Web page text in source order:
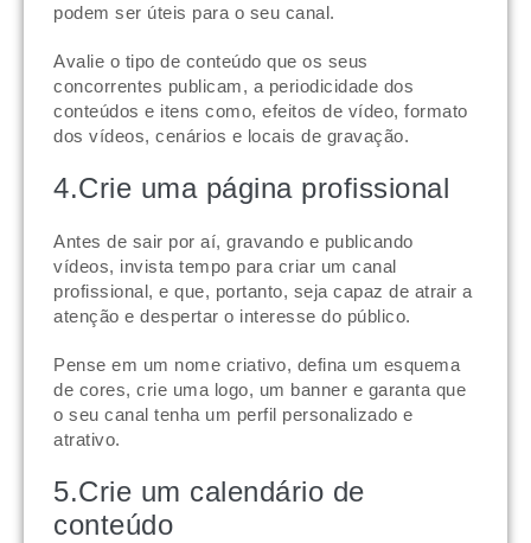
podem ser úteis para o seu canal.
Avalie o tipo de conteúdo que os seus
concorrentes publicam, a periodicidade dos
conteúdos e itens como, efeitos de vídeo, formato
dos vídeos, cenários e locais de gravação.
4.Crie uma página profissional
Antes de sair por aí, gravando e publicando
vídeos, invista tempo para criar um canal
profissional, e que, portanto, seja capaz de atrair a
atenção e despertar o interesse do público.
Pense em um nome criativo, defina um esquema
de cores, crie uma logo, um banner e garanta que
o seu canal tenha um perfil personalizado e
atrativo.
5.Crie um calendário de
conteúdo